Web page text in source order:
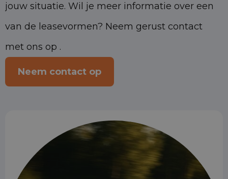
jouw situatie. Wil je meer informatie over een
van de leasevormen? Neem gerust contact
met ons op .
Neem contact op